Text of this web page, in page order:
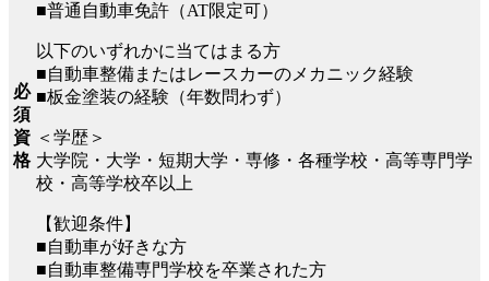
必
須
資
格
■普通自動車免許（AT限定可）
以下のいずれかに当てはまる方
■自動車整備またはレースカーのメカニック経験
■板金塗装の経験（年数問わず）
＜学歴＞
大学院・大学・短期大学・専修・各種学校・高等専門学
校・高等学校卒以上
【歓迎条件】
■自動車が好きな方
■自動車整備専門学校を卒業された方